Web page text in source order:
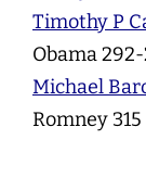
Timothy P
Obama
Michael
Romney 315